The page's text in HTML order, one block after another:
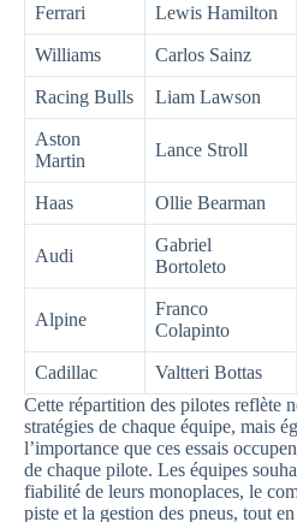
Ferrari Lewis Hamilton
Williams Carlos Sainz
Racing Bulls Liam Lawson
Aston
Martin
Lance Stroll
Haas Ollie Bearman
Audi
Gabriel
Bortoleto
Alpine
Franco
Colapinto
Cadillac Valtteri Bottas
Cette répartition des pilotes reflète
stratégies de chaque équipe, mais
l’importance que ces essais
de chaque pilote. Les équipes
fiabilité de leurs monoplaces, le
piste et la gestion des pneus, tout